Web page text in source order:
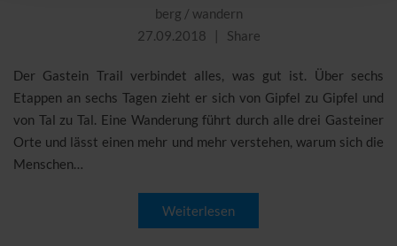
berg / wandern
27.09.2018
Share
Der Gastein Trail verbindet alles, was gut ist. Über sechs
Etappen an sechs Tagen zieht er sich von Gipfel zu Gipfel und
von Tal zu Tal. Eine Wanderung führt durch alle drei Gasteiner
Orte und lässt einen mehr und mehr verstehen, warum sich die
Menschen…
Weiterlesen